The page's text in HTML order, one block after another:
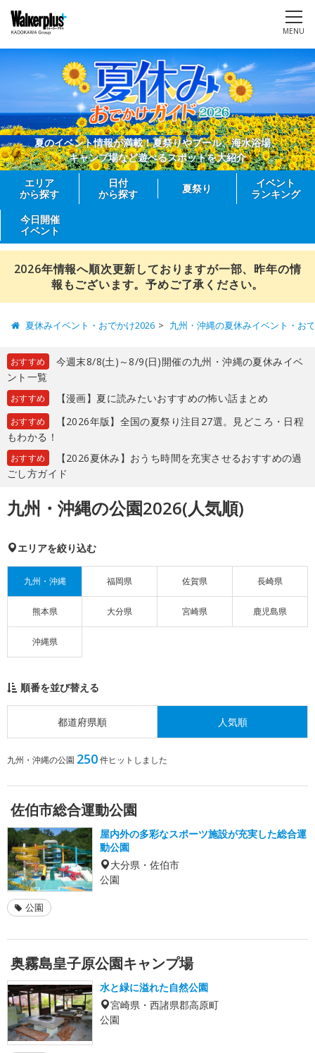
MENU
夏のイベント情報が満載！夏祭りやプール、海水浴場、
キャンプ場など遊べるスポットを大紹介
エリア
から探す
日付
から探す
夏祭り
イベント
ランキング
今日開催
イベント
2026年情報へ順次更新しておりますが一部、昨年の情
報もございます。予めご了承ください。
夏休みイベント・おでかけ2026 九州・沖縄の夏休みイベント・お
おすすめ
今週末8/8(土)～8/9(日)開催の九州・沖縄の夏休みイベ
ント一覧
おすすめ 【漫画】夏に読みたいおすすめの怖い話まとめ
おすすめ
【2026年版】全国の夏祭り注目27選。見どころ・日程
もわかる！
おすすめ
【2026夏休み】おうち時間を充実させるおすすめの過
ごし方ガイド
九州・沖縄の公園2026(人気順)
エリアを絞り込む
九州・沖縄 福岡県 佐賀県 長崎県
熊本県 大分県 宮崎県 鹿児島県
沖縄県
順番を並び替える
都道府県順 人気順
九州・沖縄の公園 250件ヒットしました
佐伯市総合運動公園
屋内外の多彩なスポーツ施設が充実した総合運
動公園
大分県・佐伯市
公園
公園
奥霧島皇子原公園キャンプ場
水と緑に溢れた自然公園
宮崎県・西諸県郡高原町
公園